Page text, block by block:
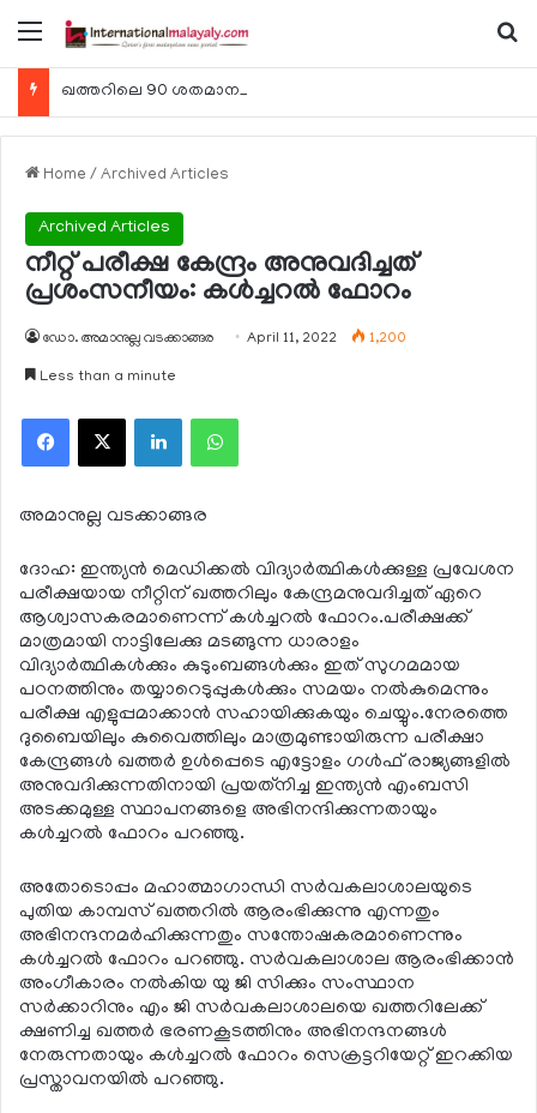
Menu
Home / Archived Articles
Archived Articles
നീറ്റ് പരീക്ഷ കേന്ദ്രം അനുവദിച്ചത്
പ്രശംസനീയം: കള്‍ച്ചറല്‍ ഫോറം
ഡോ. അമാനുല്ല വടക്കാങ്ങര April 11, 2022 1,200
Less than a minute
Facebook
X LinkedInWhatsApp
അമാനുല്ല വടക്കാങ്ങര
ദോഹ: ഇന്ത്യന്‍ മെഡിക്കല്‍ വിദ്യാര്‍ത്ഥികള്‍ക്കുള്ള പ്രവേശന
പരീക്ഷയായ നീറ്റിന് ഖത്തറിലും കേന്ദ്രമനുവദിച്ചത് ഏറെ
ആശ്വാസകരമാണെന്ന് കള്‍ച്ചറല്‍ ഫോറം.പരീക്ഷക്ക്
മാത്രമായി നാട്ടിലേക്കു മടങ്ങുന്ന ധാരാളം
വിദ്യാര്‍ത്ഥികള്‍ക്കും കുടുംബങ്ങള്‍ക്കും ഇത് സുഗമമായ
പഠനത്തിനും തയ്യാറെടുപ്പുകള്‍ക്കും സമയം നല്‍കുമെന്നും
പരീക്ഷ എളുപ്പമാക്കാന്‍ സഹായിക്കുകയും ചെയ്യും.നേരത്തെ
ദുബൈയിലും കുവൈത്തിലും മാത്രമുണ്ടായിരുന്ന പരീക്ഷാ
കേന്ദ്രങ്ങള്‍ ഖത്തര്‍ ഉള്‍പ്പെടെ എട്ടോളം ഗള്‍ഫ് രാജ്യങ്ങളില്‍
അനുവദിക്കുന്നതിനായി പ്രയത്‌നിച്ച ഇന്ത്യന്‍ എംബസി
അടക്കമുള്ള സ്ഥാപനങ്ങളെ അഭിനന്ദിക്കുന്നതായും
കള്‍ച്ചറല്‍ ഫോറം പറഞ്ഞു.
അതോടൊപ്പം മഹാത്മാഗാന്ധി സര്‍വകലാശാലയുടെ
പുതിയ കാമ്പസ് ഖത്തറില്‍ ആരംഭിക്കുന്നു എന്നതും
അഭിനന്ദനമര്‍ഹിക്കുന്നതും സന്തോഷകരമാണെന്നും
കള്‍ച്ചറല്‍ ഫോറം പറഞ്ഞു. സര്‍വകലാശാല ആരംഭിക്കാന്‍
അംഗീകാരം നല്‍കിയ യു ജി സിക്കും സംസ്ഥാന
സര്‍ക്കാറിനും എം ജി സര്‍വകലാശാലയെ ഖത്തറിലേക്ക്
ക്ഷണിച്ച ഖത്തര്‍ ഭരണകൂടത്തിനും അഭിനന്ദനങ്ങള്‍
നേരുന്നതായും കള്‍ച്ചറല്‍ ഫോറം സെക്രട്ടറിയേറ്റ് ഇറക്കിയ
പ്രസ്താവനയില്‍ പറഞ്ഞു.